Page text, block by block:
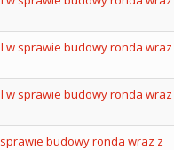
w sprawie budowy ronda wraz
w sprawie budowy ronda wraz
budowy ronda wraz z